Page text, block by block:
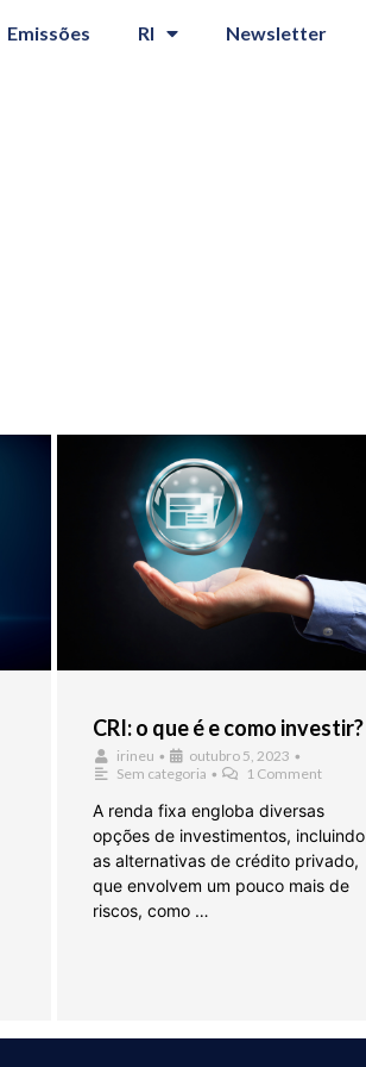
Emissões RI Newsletter
CRI: o que é e como investir?
irineu • outubro 5, 2023 •
Sem categoria • 1 Comment
A renda fixa engloba diversas
opções de investimentos, incluindo
as alternativas de crédito privado,
que envolvem um pouco mais de
riscos, como …